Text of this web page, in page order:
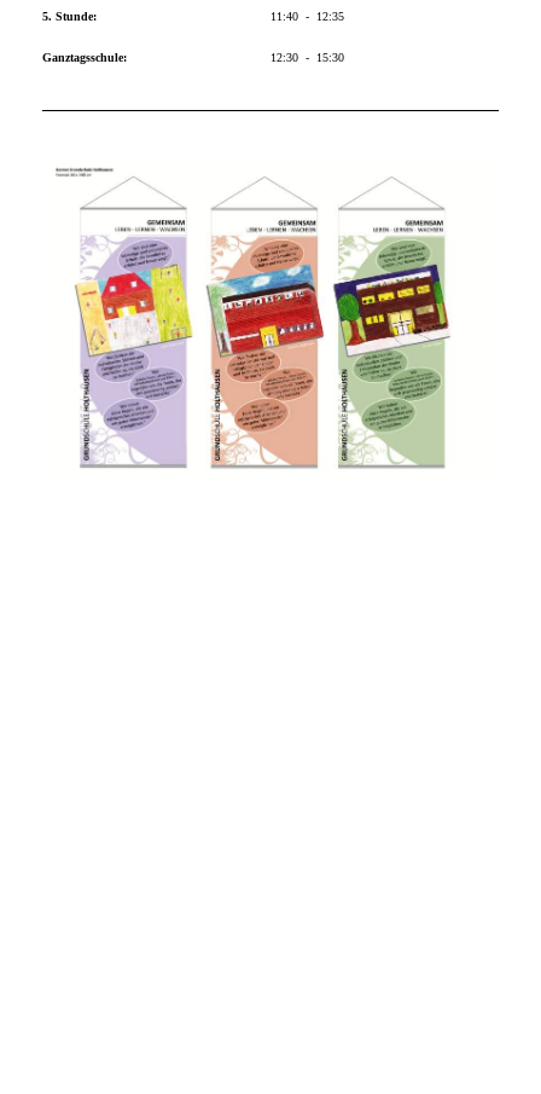
5. Stunde:
Ganztagsschule:
11:40 - 12:35
12:30 - 15:30